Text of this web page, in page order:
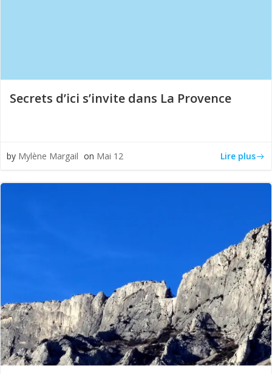
Secrets d’ici s’invite dans La Provence
by Mylène Margail on Mai 12 Lire plus